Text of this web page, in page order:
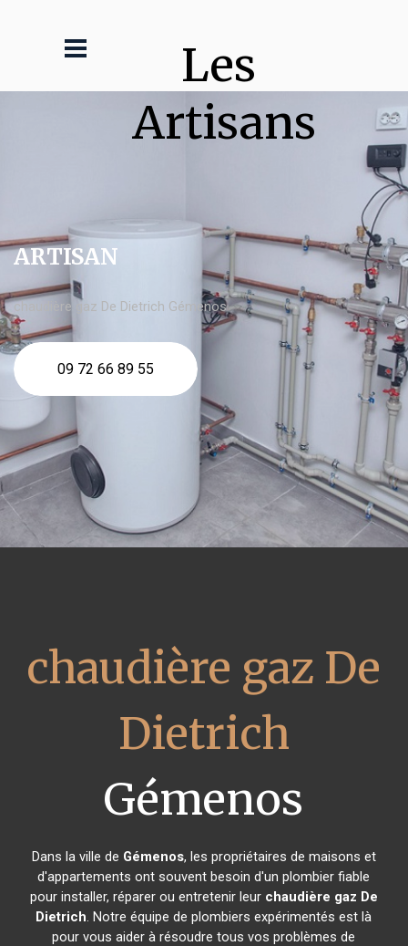
Les
Artisans
ARTISAN
chaudière gaz De Dietrich Gémenos
09 72 66 89 55
chaudière gaz De
Dietrich
Gémenos
Dans la ville de Gémenos, les propriétaires de maisons et
d'appartements ont souvent besoin d'un plombier fiable
pour installer, réparer ou entretenir leur chaudière gaz De
Dietrich. Notre équipe de plombiers expérimentés est là
pour vous aider à résoudre tous vos problèmes de